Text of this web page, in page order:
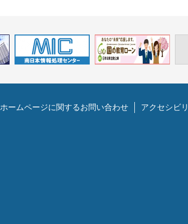
ホームページに関するお問い合わせ アクセシビ